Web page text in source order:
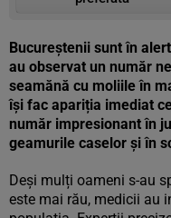
Bucureștenii sunt în
au observat un număr
seamănă cu moliile în
își fac apariția imediat
număr impresionant în
geamurile caselor și în
Deși mulți oameni s-au
este mai rău, medicii au